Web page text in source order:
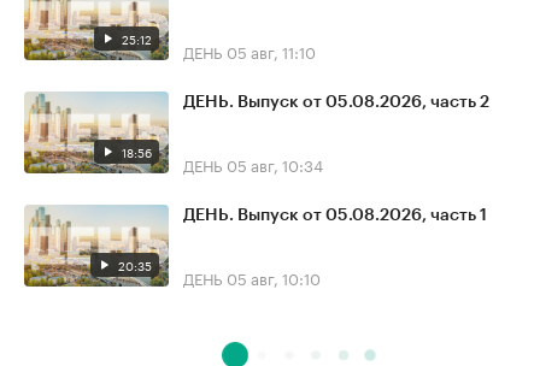
25:12 ДЕНЬ 05 авг, 11:10
18:56
ДЕНЬ. Выпуск от 05.08.2026, часть 2
ДЕНЬ 05 авг, 10:34
20:35
ДЕНЬ. Выпуск от 05.08.2026, часть 1
ДЕНЬ 05 авг, 10:10